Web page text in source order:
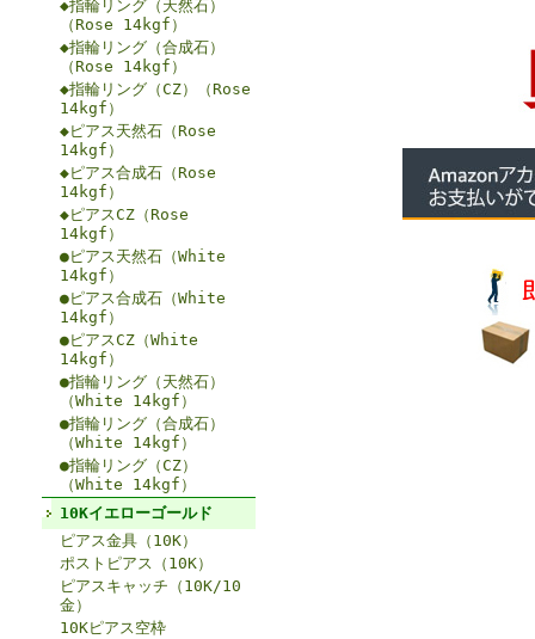
◆指輪リング（天然石）
（Rose 14kgf）
◆指輪リング（合成石）
（Rose 14kgf）
◆指輪リング（CZ）（Rose
14kgf）
◆ピアス天然石（Rose
14kgf）
◆ピアス合成石（Rose
14kgf）
◆ピアスCZ（Rose
14kgf）
●ピアス天然石（White
14kgf）
●ピアス合成石（White
14kgf）
●ピアスCZ（White
14kgf）
●指輪リング（天然石）
（White 14kgf）
●指輪リング（合成石）
（White 14kgf）
●指輪リング（CZ）
（White 14kgf）
10Kイエローゴールド
ピアス金具（10K）
ポストピアス（10K）
ピアスキャッチ（10K/10
金）
10Kピアス空枠